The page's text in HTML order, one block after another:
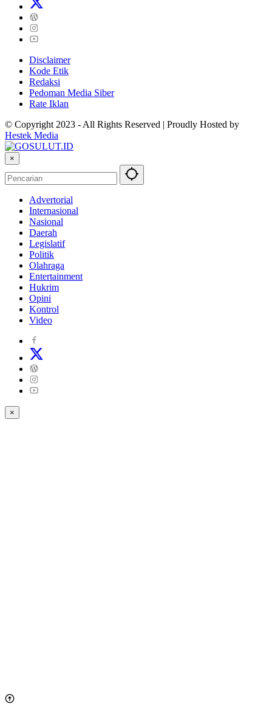
Disclaimer
Kode Etik
Redaksi
Pedoman Media Siber
Rate Iklan
© Copyright 2023 - All Rights Reserved | Proudly Hosted by
Hestek Media
×
Advertorial
Internasional
Nasional
Daerah
Legislatif
Politik
Olahraga
Entertainment
Hukrim
Opini
Kontrol
Video
×